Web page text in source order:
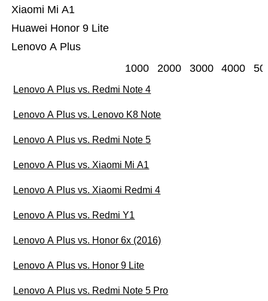
Lenovo A Plus
Huawei Honor 9 Lite
Xiaomi Mi A1
1000 2000 3000 4000
Lenovo A Plus vs. Redmi Note 4
Lenovo A Plus vs. Lenovo K8 Note
Lenovo A Plus vs. Redmi Note 5
Lenovo A Plus vs. Xiaomi Mi A1
Lenovo A Plus vs. Xiaomi Redmi 4
Lenovo A Plus vs. Redmi Y1
Lenovo A Plus vs. Honor 6x (2016)
Lenovo A Plus vs. Honor 9 Lite
Lenovo A Plus vs. Redmi Note 5 Pro